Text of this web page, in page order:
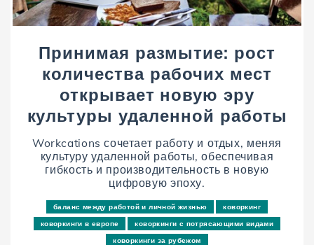
Принимая размытие: рост
количества рабочих мест
открывает новую эру
культуры удаленной работы
Workcations сочетает работу и отдых, меняя
культуру удаленной работы, обеспечивая
гибкость и производительность в новую
цифровую эпоху.
баланс между работой и личной жизнью
коворкинг
коворкинги в европе
коворкинги с потрясающими видами
коворкинги за рубежом